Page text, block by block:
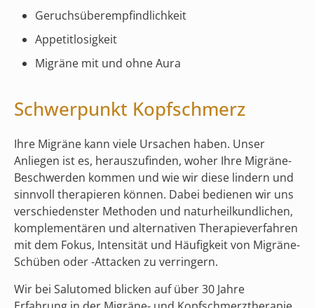
Geruchsüberempfindlichkeit
Appetitlosigkeit
Migräne mit und ohne Aura
Schwerpunkt Kopfschmerz
Ihre Migräne kann viele Ursachen haben. Unser
Anliegen ist es, herauszufinden, woher Ihre Migräne-
Beschwerden kommen und wie wir diese lindern und
sinnvoll therapieren können. Dabei bedienen wir uns
verschiedenster Methoden und naturheilkundlichen,
komplementären und alternativen Therapieverfahren
mit dem Fokus, Intensität und Häufigkeit von Migräne-
Schüben oder -Attacken zu verringern.
Wir bei Salutomed blicken auf über 30 Jahre